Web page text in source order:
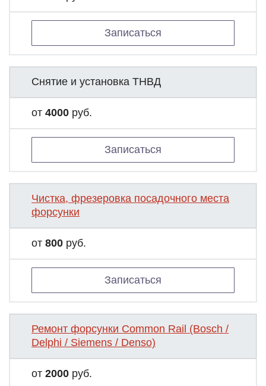
Записаться
Снятие и установка ТНВД
от 4000 руб.
Записаться
Чистка, фрезеровка посадочного места
форсунки
от 800 руб.
Записаться
Ремонт форсунки Common Rail (Bosch /
Delphi / Siemens / Denso)
от 2000 руб.